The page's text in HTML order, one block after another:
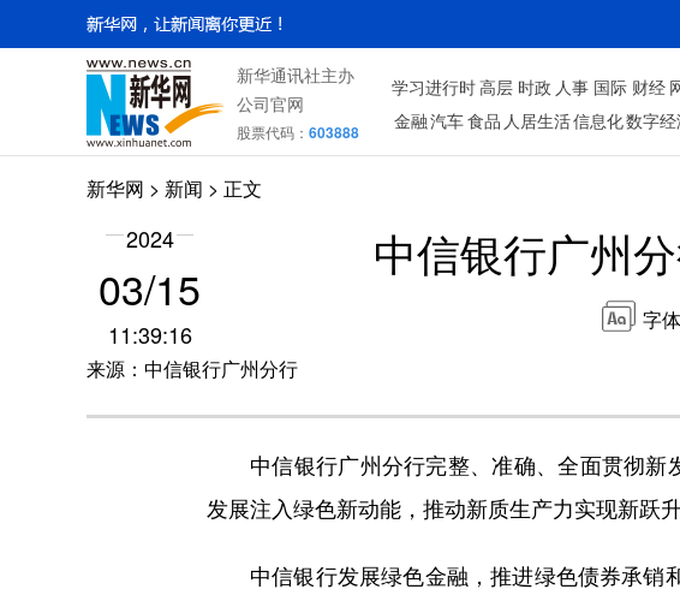
新华通讯社主办
公司官网
股票代码： 603888
学习进行时高层 时政 人事 国际 财经
金融汽车食品 人居生活信息化数字
新华网 > 新闻 > 正文
2024
03/15
11:39:16
来源：中信银行广州分行
中信银行广州
字
中信银行广州分行完整、准确、全面贯彻
发展注入绿色新动能，推动新质生产力实现新跃升
中信银行发展绿色金融，推进绿色债券承